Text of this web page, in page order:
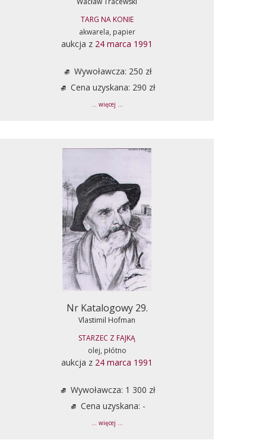
TARG NA KONIE
akwarela, papier
aukcja z 24 marca 1991
Wywoławcza: 250 zł
Cena uzyskana: 290 zł
... więcej ...
Nr Katalogowy 29.
Vlastimil Hofman
STARZEC Z FAJKĄ
olej, płótno
aukcja z 24 marca 1991
Wywoławcza: 1 300 zł
Cena uzyskana: -
... więcej ...